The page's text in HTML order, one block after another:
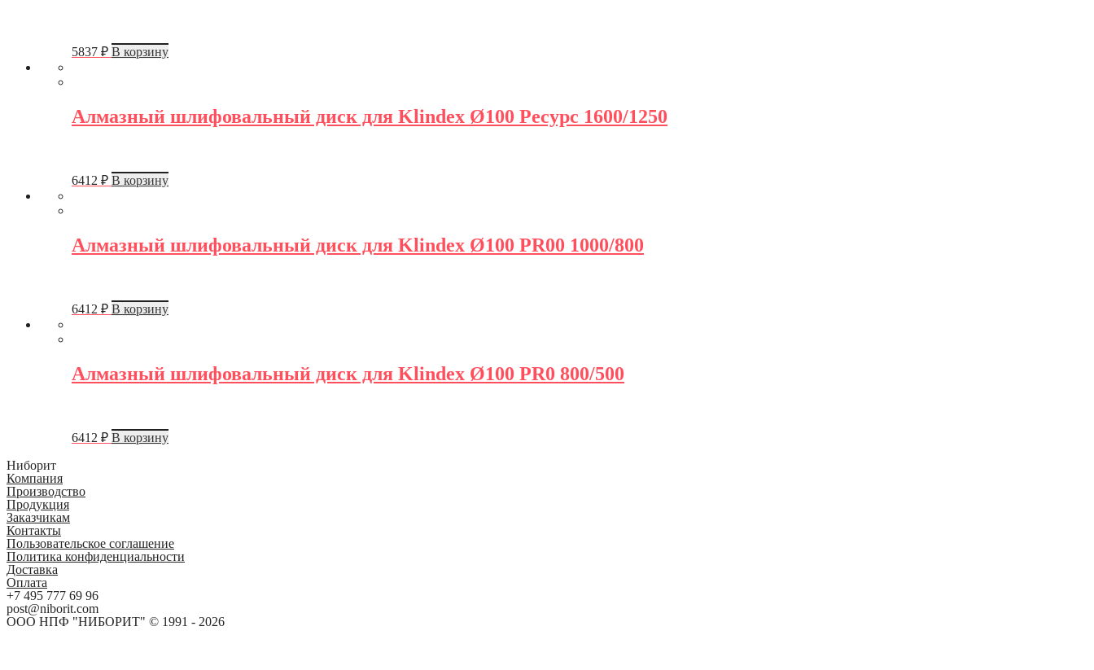
5837 ₽ В корзину
Алмазный шлифовальный диск для Klindex Ø100 Ресурс 1600/1250
6412 ₽ В корзину
Алмазный шлифовальный диск для Klindex Ø100 PR00 1000/800
6412 ₽ В корзину
Алмазный шлифовальный диск для Klindex Ø100 PR0 800/500
6412 ₽ В корзину
Ниборит
Компания
Производство
Продукция
Заказчикам
Контакты
Пользовательское соглашение
Политика конфиденциальности
Доставка
Оплата
+7 495 777 69 96
post@niborit.com
ООО НПФ "НИБОРИТ" © 1991 - 2026